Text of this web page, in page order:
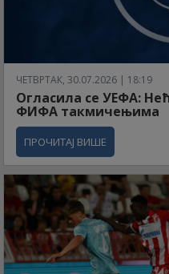
ЧЕТВРТАК, 30.07.2026 | 18:19
Огласила се УЕФА:
ФИФА такмичењима
ПРОЧИТАЈ ВИШЕ